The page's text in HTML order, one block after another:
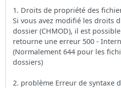
1. Droits de propriété des
Si vous avez modifié les droits
dossier (CHMOD), il est
retourne une erreur 500 -
(Normalement 644 pour les
dossiers)
2. problème Erreur de syntaxe